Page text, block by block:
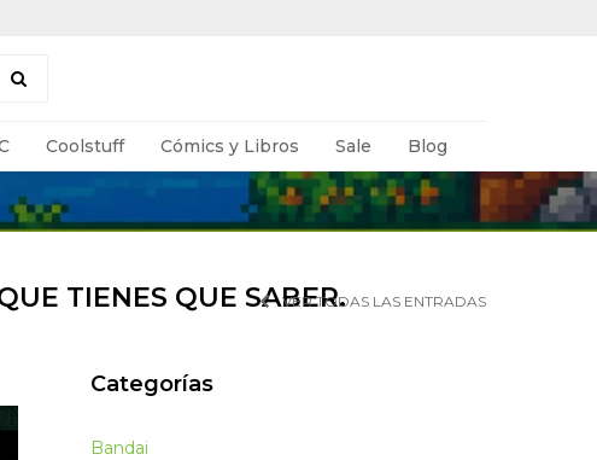
Coolstuff Cómics y Libros Sale Blog
TIENES QUE SABER.VER TODAS LAS ENTRADAS
Categorías
Bandai